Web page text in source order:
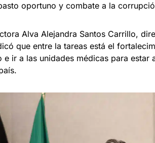
oportuno y combate a la
Alva Alejandra Santos Carrillo,
que entre la tareas está el
e ir a las unidades médicas para estar